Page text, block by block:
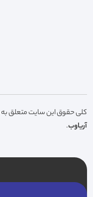
کلی حقوق این سایت متعلق به
آریاوب.